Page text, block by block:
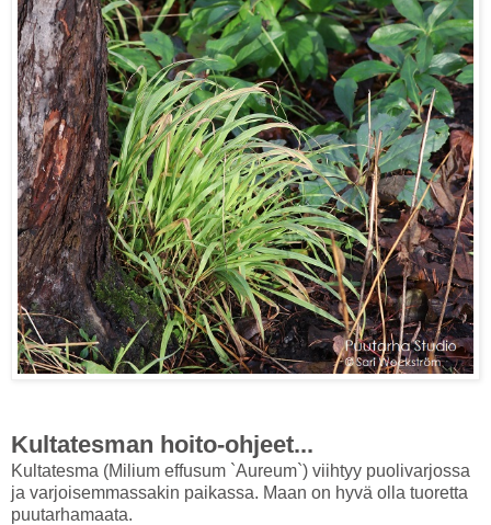
Kultatesman hoito-ohjeet...
Kultatesma (Milium effusum `Aureum`) viihtyy puolivarjossa
ja varjoisemmassakin paikassa. Maan on hyvä olla tuoretta
puutarhamaata.